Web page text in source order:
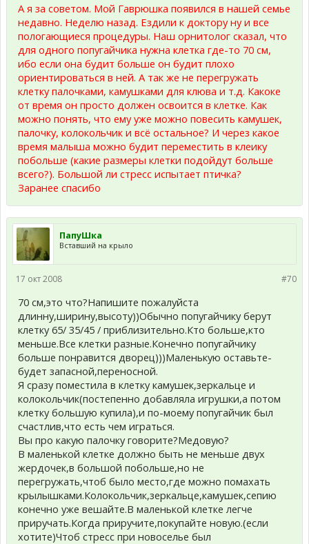
А я за советом. Мой Гаврюшка появился в нашей семье
недавно. Неделю назад. Ездили к доктору ну и все
пологающиеся процедуры. Наш орнитолог сказал, что
для одного попугайчика нужна клетка где-то 70 см,
ибо если она будит больше он будит плохо
ориентироваться в ней. А так же не перегружать
клетку палочками, камушками для клюва и т.д. Какоке
от время он просто должен освоится в клетке. Как
можно понять, что ему уже можно повесить камушек,
палочку, колокольчик и всё остальное? И через какое
время малыша можно будит переместить в клеику
побольше (какие размеры клетки подойдут больше
всего?). Большой ли стресс испытает птичка?
Заранее спасибо
ПапуШка
Вставший на крыло
#70
17 окт 2008
70 см,это что?Напишите пожалуйста
длинну,ширину,высоту))Обычно попугайчику берут
клетку 65/ 35/45 / приблизительно.Кто больше,кто
меньше.Все клетки разные.Конечно попугайчику
больше понравится дворец)))Маленькую оставьте-
будет запасной,переносной.
Я сразу поместила в клетку камушек,зеркальце и
колокольчик(постепенно добавляла игрушки,а потом
клетку большую купила),и по-моему попугайчик был
счастлив,что есть чем играться.
Вы про какую палочку говорите?Медовую?
В маленькой клетке должно быть не меньше двух
жердочек,в большой побольше,но не
перегружать,чтоб было место,где можно помахать
крылышками.Колокольчик,зеркальце,камушек,сепию
конечно уже вешайте.В маленькой клетке легче
приручать.Когда приручите,покупайте новую.(если
хотите)Чтоб стресс при новоселье был